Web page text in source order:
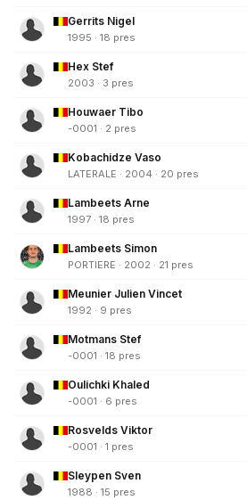
Gerrits Nigel
1995 · 18 pres
Hex Stef
2003 · 3 pres
Houwaer Tibo
-0001 · 2 pres
Kobachidze Vaso
LATERALE · 2004 · 20 pres
Lambeets Arne
1997 · 18 pres
Lambeets Simon
PORTIERE · 2002 · 21 pres
Meunier Julien Vincet
1992 · 9 pres
Motmans Stef
-0001 · 18 pres
Oulichki Khaled
-0001 · 6 pres
Rosvelds Viktor
-0001 · 1 pres
Sleypen Sven
1988 · 15 pres